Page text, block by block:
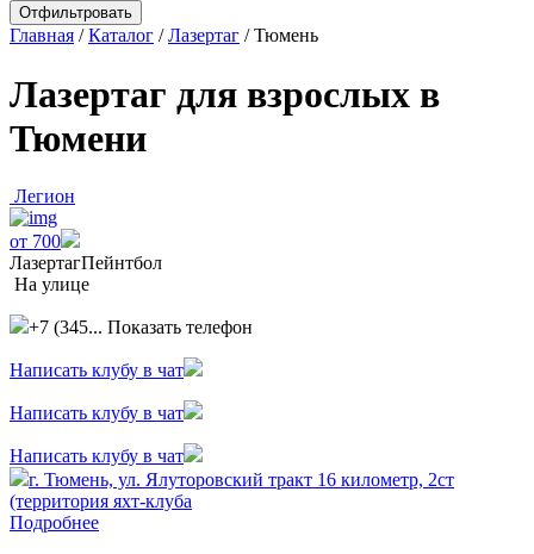
Главная /Каталог /Лазертаг /Тюмень
Лазертаг для взрослых в
Тюмени
Легион
от 700
ЛазертагПейнтбол
На улице
+7 (345... Показать телефон
Написать клубу в чат
Написать клубу в чат
Написать клубу в чат
г. Тюмень, ул. Ялуторовский тракт 16 километр, 2ст
(территория яхт-клуба
Подробнее